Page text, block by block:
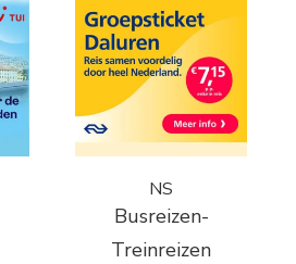
NS
Busreizen-
Treinreizen